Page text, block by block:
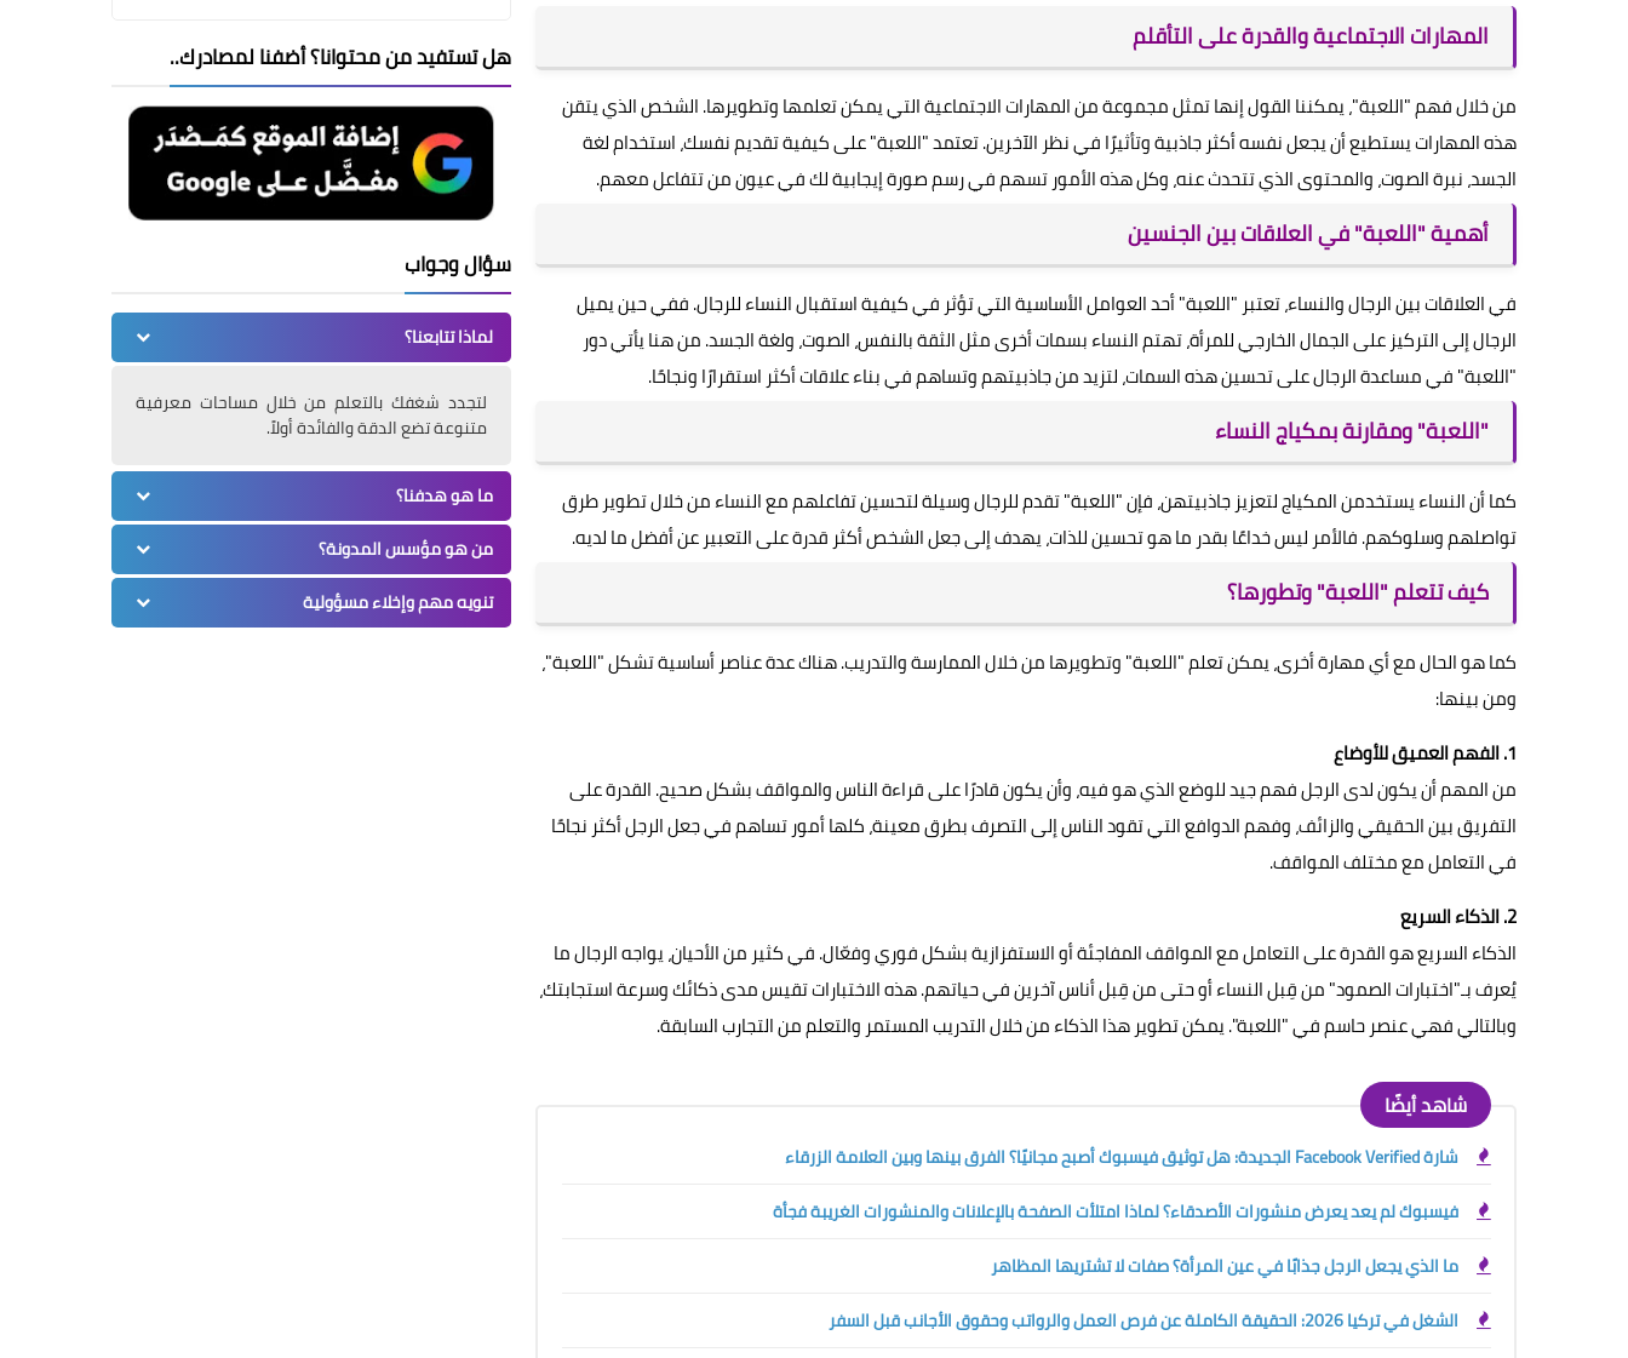
المهارات الاجتماعية والقدرة على التأقلم
من خلال فهم "اللعبة"، يمكننا القول إنها تمثل مجموعة من المهارات الاجتماعية التي يمكن تعلمها وتطويرها. الشخص الذي يتقن
هذه المهارات يستطيع أن يجعل نفسه أكثر جاذبية وتأثيرًا في نظر الآخرين. تعتمد "اللعبة" على كيفية تقديم نفسك، استخدام لغة
الجسد، نبرة الصوت، والمحتوى الذي تتحدث عنه، وكل هذه الأمور تسهم في رسم صورة إيجابية لك في عيون من تتفاعل معهم.
أهمية "اللعبة" في العلاقات بين الجنسين
في العلاقات بين الرجال والنساء، تعتبر "اللعبة" أحد العوامل الأساسية التي تؤثر في كيفية استقبال النساء للرجال. ففي حين يميل
الرجال إلى التركيز على الجمال الخارجي للمرأة، تهتم النساء بسمات أخرى مثل الثقة بالنفس، الصوت، ولغة الجسد. من هنا يأتي دور
"اللعبة" في مساعدة الرجال على تحسين هذه السمات، لتزيد من جاذبيتهم وتساهم في بناء علاقات أكثر استقرارًا ونجاحًا.
"اللعبة" ومقارنة بمكياج النساء
كما أن النساء يستخدمن المكياج لتعزيز جاذبيتهن، فإن "اللعبة" تقدم للرجال وسيلة لتحسين تفاعلهم مع النساء من خلال تطوير طرق
تواصلهم وسلوكهم. فالأمر ليس خداعًا بقدر ما هو تحسين للذات، يهدف إلى جعل الشخص أكثر قدرة على التعبير عن أفضل ما لديه.
كيف تتعلم "اللعبة" وتطورها؟
كما هو الحال مع أي مهارة أخرى، يمكن تعلم "اللعبة" وتطويرها من خلال الممارسة والتدريب. هناك عدة عناصر أساسية تشكل "اللعبة"،
ومن بينها:
1. الفهم العميق للأوضاع
من المهم أن يكون لدى الرجل فهم جيد للوضع الذي هو فيه، وأن يكون قادرًا على قراءة الناس والمواقف بشكل صحيح. القدرة على
التفريق بين الحقيقي والزائف، وفهم الدوافع التي تقود الناس إلى التصرف بطرق معينة، كلها أمور تساهم في جعل الرجل أكثر نجاحًا
في التعامل مع مختلف المواقف.
2. الذكاء السريع
الذكاء السريع هو القدرة على التعامل مع المواقف المفاجئة أو الاستفزازية بشكل فوري وفعّال. في كثير من الأحيان، يواجه الرجال ما
يُعرف بـ"اختبارات الصمود" من قِبل النساء أو حتى من قِبل أناس آخرين في حياتهم. هذه الاختبارات تقيس مدى ذكائك وسرعة استجابتك،
وبالتالي فهي عنصر حاسم في "اللعبة". يمكن تطوير هذا الذكاء من خلال التدريب المستمر والتعلم من التجارب السابقة.
شاهد أيضًا
شارة Facebook Verified الجديدة: هل توثيق فيسبوك أصبح مجانيًا؟ الفرق بينها وبين العلامة الزرقاء
فيسبوك لم يعد يعرض منشورات الأصدقاء؟ لماذا امتلأت الصفحة بالإعلانات والمنشورات الغريبة فجأة
ما الذي يجعل الرجل جذابًا في عين المرأة؟ صفات لا تشتريها المظاهر
الشغل في تركيا 2026: الحقيقة الكاملة عن فرص العمل والرواتب وحقوق الأجانب قبل السفر
هل تستفيد من محتوانا؟ أضفنا لمصادرك..
سؤال وجواب
لماذا تتابعنا؟
لتجدد شغفك بالتعلم من خلال مساحات معرفية
متنوعة تضع الدقة والفائدة أولاً.
ما هو هدفنا؟
من هو مؤسس المدونة؟
تنويه مهم وإخلاء مسؤولية